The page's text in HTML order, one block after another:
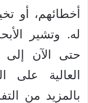
أخطائهم، أو
له. وتشير
حتى الآن إلى
العالية على
بالمزيد من